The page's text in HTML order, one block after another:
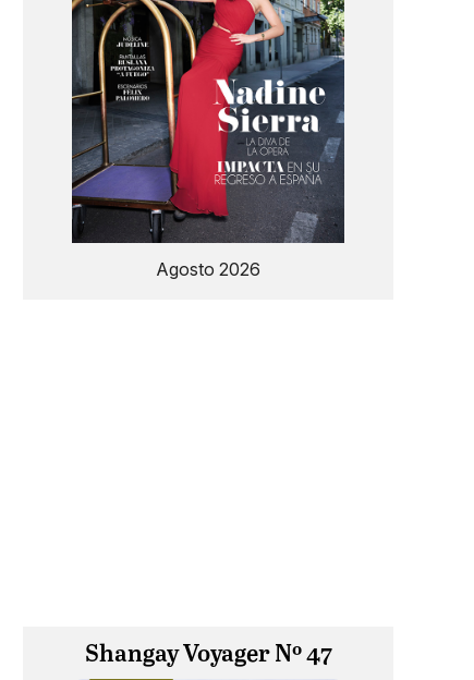
Agosto 2026
Shangay Voyager Nº 47